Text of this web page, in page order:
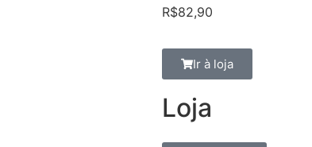
R$82,90
Ir à loja
Loja